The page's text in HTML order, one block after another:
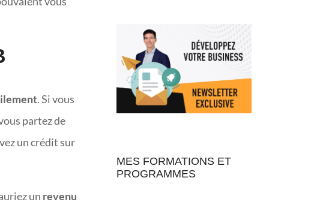
. Si vous
partez de
un crédit sur
un revenu
MES FORMATIONS ET
PROGRAMMES